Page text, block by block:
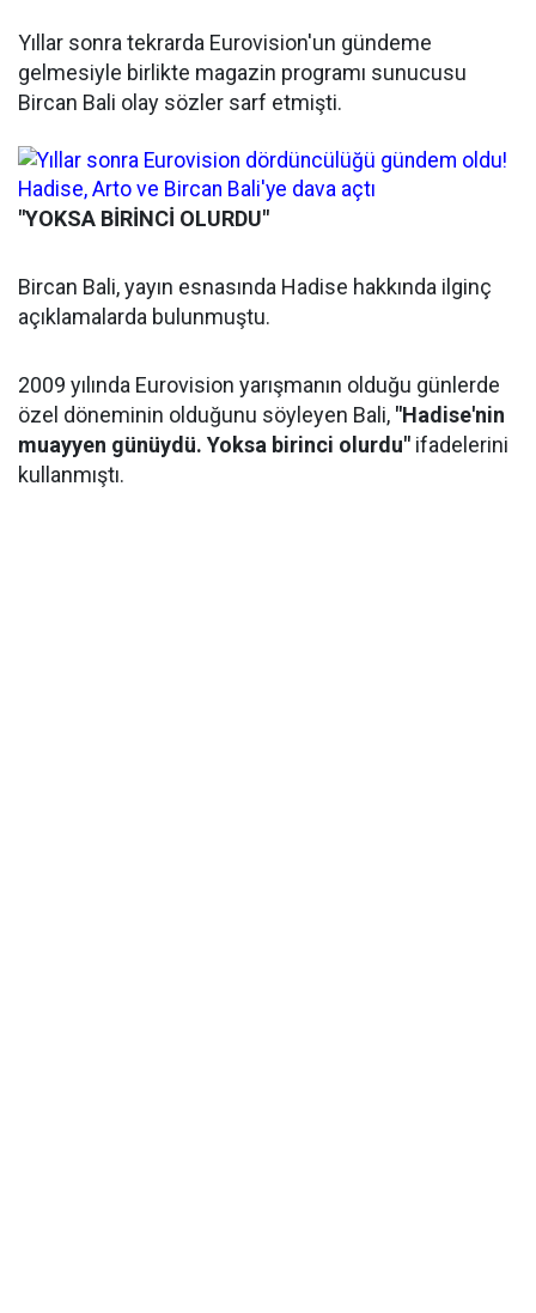
Yıllar sonra tekrarda Eurovision'un gündeme
gelmesiyle birlikte magazin programı sunucusu
Bircan Bali olay sözler sarf etmişti.
"YOKSA BİRİNCİ OLURDU"
Bircan Bali, yayın esnasında Hadise hakkında ilginç
açıklamalarda bulunmuştu.
2009 yılında Eurovision yarışmanın olduğu günlerde
özel döneminin olduğunu söyleyen Bali, "Hadise'nin
muayyen günüydü. Yoksa birinci olurdu" ifadelerini
kullanmıştı.